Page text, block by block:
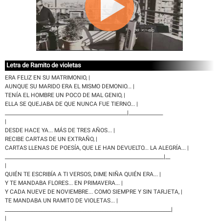
Letra de Ramito de violetas
ERA FELIZ EN SU MATRIMONIO, |
AUNQUE SU MARIDO ERA EL MISMO DEMONIO... |
TENÍA EL HOMBRE UN POCO DE MAL GENIO, |
ELLA SE QUEJABA DE QUE NUNCA FUE TIERNO... |
__________________________________________________|______________
|
DESDE HACE YA... MÁS DE TRES AÑOS... |
RECIBE CARTAS DE UN EXTRAÑO, |
CARTAS LLENAS DE POESÍA, QUE LE HAN DEVUELTO... LA ALEGRÍA... |
_________________________________________________________________|__
|
QUIÉN TE ESCRIBÍA A TI VERSOS, DIME NIÑA QUIÉN ERA... |
Y TE MANDABA FLORES... EN PRIMAVERA... |
Y CADA NUEVE DE NOVIEMBRE... COMO SIEMPRE Y SIN TARJETA, |
TE MANDABA UN RAMITO DE VIOLETAS... |
____________________________________________________________________|
|